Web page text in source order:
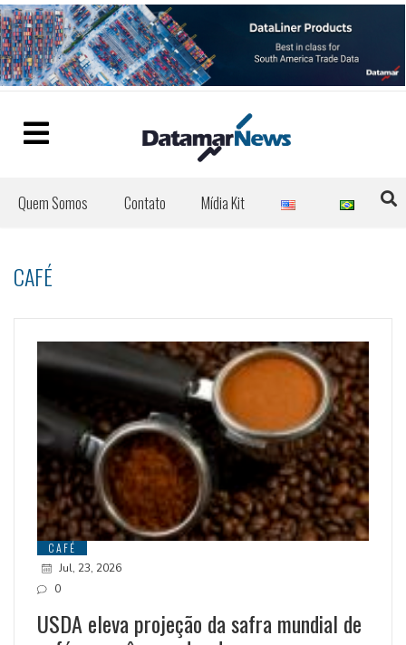
Quem Somos Contato Mídia Kit
CAFÉ
CAFÉ
Jul, 23, 2026
0
USDA eleva projeção da safra mundial de